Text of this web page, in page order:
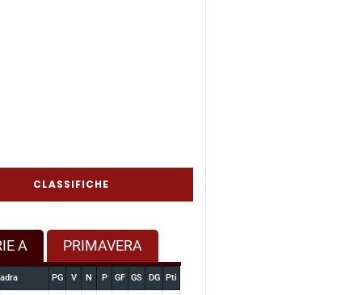
CLASSIFICHE
A PRIMAVERA
PG V N P GF GS DG Pti